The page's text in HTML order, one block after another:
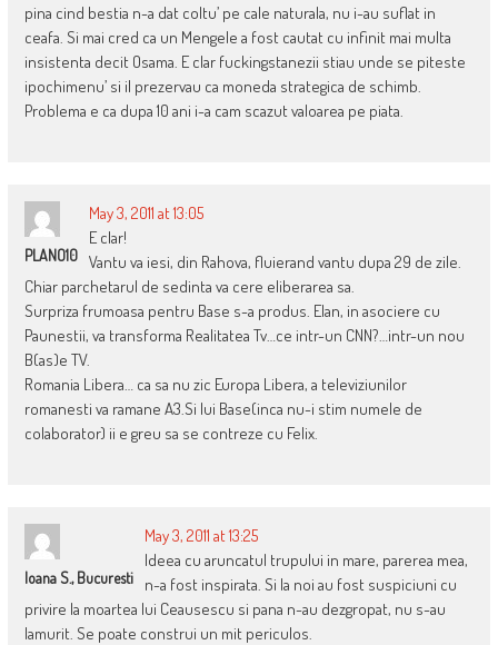
pina cind bestia n-a dat coltu’ pe cale naturala, nu i-au suflat in
ceafa. Si mai cred ca un Mengele a fost cautat cu infinit mai multa
insistenta decit Osama. E clar fuckingstanezii stiau unde se piteste
ipochimenu’ si il prezervau ca moneda strategica de schimb.
Problema e ca dupa 10 ani i-a cam scazut valoarea pe piata.
PLANO10
May 3, 2011 at 13:05
E clar!
Vantu va iesi, din Rahova, fluierand vantu dupa 29 de zile.
Chiar parchetarul de sedinta va cere eliberarea sa.
Surpriza frumoasa pentru Base s-a produs. Elan, in asociere cu
Paunestii, va transforma Realitatea Tv…ce intr-un CNN?…intr-un nou
B(as)e TV.
Romania Libera… ca sa nu zic Europa Libera, a televiziunilor
romanesti va ramane A3.Si lui Base(inca nu-i stim numele de
colaborator) ii e greu sa se contreze cu Felix.
Ioana S., Bucuresti
May 3, 2011 at 13:25
Ideea cu aruncatul trupului in mare, parerea mea,
n-a fost inspirata. Si la noi au fost suspiciuni cu
privire la moartea lui Ceausescu si pana n-au dezgropat, nu s-au
lamurit. Se poate construi un mit periculos.